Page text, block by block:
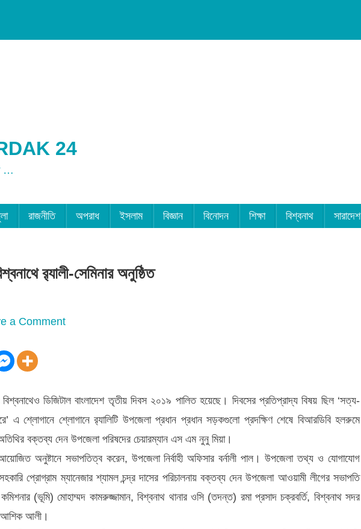
24
…
রাজনীতি অপরাধ ইসলাম বিজ্ঞান বিনোদন শিক্ষা বিশ্বনাথ সারাদেশ
র‌্যালী-সেমিনার অনুষ্ঠিত
a Commenton
বিশ্বনাথে
র‌্যালী-
সেমিনার
অনুষ্ঠিত
ডিজিটাল বাংলাদেশ তৃতীয় দিবস ২০১৯ পালিত হয়েছে। দিবসের প্রতিপ্রাদ্য বিষয় ছিল ‘সত্য-
এ শ্লোগানে শ্লোগানে র‌্যালিটি উপজেলা প্রধান প্রধান সড়কগুলো প্রদক্ষিণ শেষে বিআরডিবি হলরুমে
বক্তব্য দেন উপজেলা পরিষদের চেয়ারম্যান এস এম নুনু মিয়া।
অনুষ্টানে সভাপতিত্ব করেন, উপজেলা নির্বাহী অফিসার বর্নালী পাল। উপজেলা তথ্য ও যোগাযোগ
প্রোগ্রাম ম্যানেজার শ্যামল চন্দ্র দাসের পরিচালনায় বক্তব্য দেন উপজেলা আওয়ামী লীগের সভাপতি
(ভূমি) মোহাম্মদ কামরুজ্জামান, বিশ্বনাথ থানার ওসি (তদন্ত) রমা প্রসাদ চক্রবর্তি, বিশ্বনাথ সদর
আশিক আলী।